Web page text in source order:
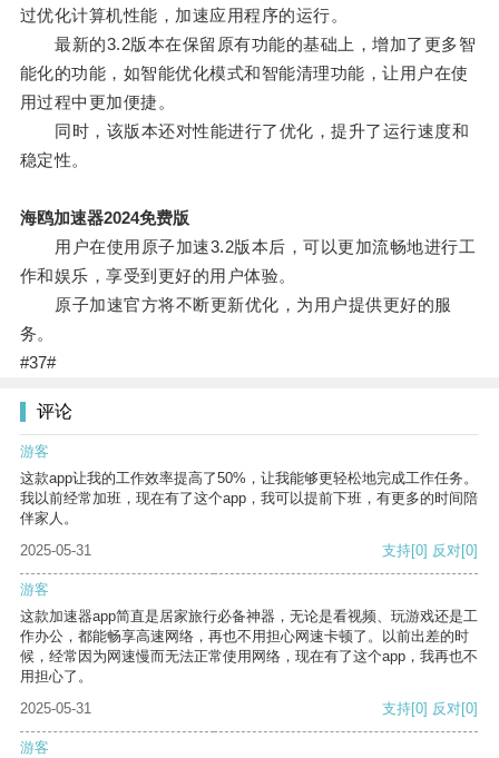
过优化计算机性能，加速应用程序的运行。
最新的3.2版本在保留原有功能的基础上，增加了更多智
能化的功能，如智能优化模式和智能清理功能，让用户在使
用过程中更加便捷。
同时，该版本还对性能进行了优化，提升了运行速度和
稳定性。
海鸥加速器2024免费版
用户在使用原子加速3.2版本后，可以更加流畅地进行工
作和娱乐，享受到更好的用户体验。
原子加速官方将不断更新优化，为用户提供更好的服
务。
#37#
评论
游客
这款app让我的工作效率提高了50%，让我能够更轻松地完成工作任务。
我以前经常加班，现在有了这个app，我可以提前下班，有更多的时间陪
伴家人。
2025-05-31
支持[0] 反对[0]
游客
这款加速器app简直是居家旅行必备神器，无论是看视频、玩游戏还是工
作办公，都能畅享高速网络，再也不用担心网速卡顿了。以前出差的时
候，经常因为网速慢而无法正常使用网络，现在有了这个app，我再也不
用担心了。
2025-05-31
支持[0] 反对[0]
游客